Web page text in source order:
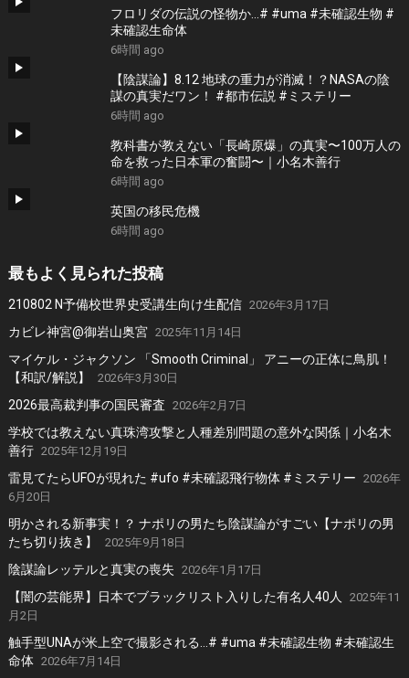
フロリダの伝説の怪物か…# #uma #未確認生物 #
未確認生命体
6時間 ago
【陰謀論】8.12 地球の重力が消滅！？NASAの陰
謀の真実だワン！ #都市伝説 #ミステリー
6時間 ago
教科書が教えない「長崎原爆」の真実〜100万人の
命を救った日本軍の奮闘〜｜小名木善行
6時間 ago
英国の移民危機
6時間 ago
最もよく見られた投稿
210802 N予備校世界史受講生向け生配信 2026年3月17日
カビレ神宮@御岩山奥宮 2025年11月14日
マイケル・ジャクソン 「Smooth Criminal」 アニーの正体に鳥肌！
【和訳/解説】
2026年3月30日
2026最高裁判事の国民審査 2026年2月7日
学校では教えない真珠湾攻撃と人種差別問題の意外な関係｜小名木
善行 2025年12月19日
雷見てたらUFOが現れた #ufo #未確認飛行物体 #ミステリー 2026年
6月20日
明かされる新事実！？ ナポリの男たち陰謀論がすごい【ナポリの男
たち切り抜き】
2025年9月18日
陰謀論レッテルと真実の喪失 2026年1月17日
【闇の芸能界】日本でブラックリスト入りした有名人40人
2025年11
月2日
触手型UNAが米上空で撮影される…# #uma #未確認生物 #未確認生
命体 2026年7月14日